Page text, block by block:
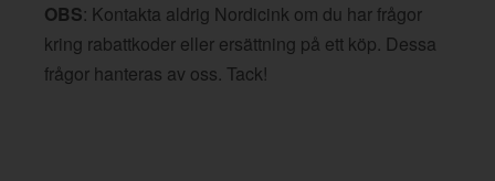
OBS: Kontakta aldrig Nordicink om du har frågor
kring rabattkoder eller ersättning på ett köp. Dessa
frågor hanteras av oss. Tack!